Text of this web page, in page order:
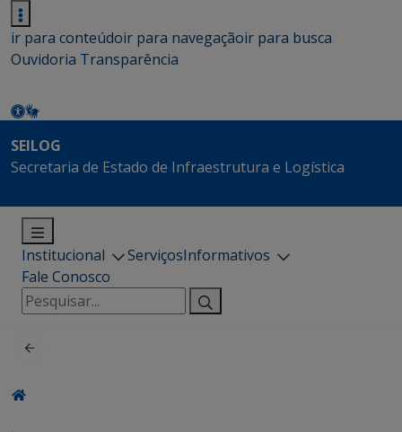
ir para conteúdoir para navegaçãoir para busca
Ouvidoria Transparência
SEILOG
Secretaria de Estado de Infraestrutura e Logística
Institucional ServiçosInformativos
Fale Conosco
Pesquisar
por: